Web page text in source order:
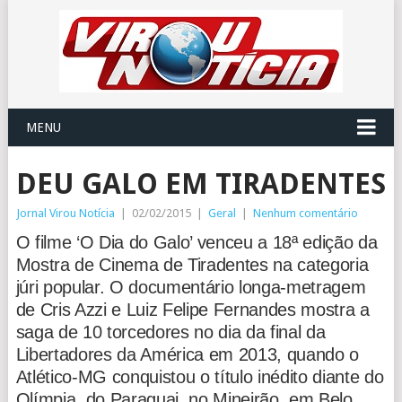
MENU
DEU GALO EM TIRADENTES
Jornal Virou Notícia 02/02/2015 Geral Nenhum comentário
O filme ‘O Dia do Galo’ venceu a 18ª edição da
Mostra de Cinema de Tiradentes na categoria
júri popular. O documentário longa-metragem
de Cris Azzi e Luiz Felipe Fernandes mostra a
saga de 10 torcedores no dia da final da
Libertadores da América em 2013, quando o
Atlético-MG conquistou o título inédito diante do